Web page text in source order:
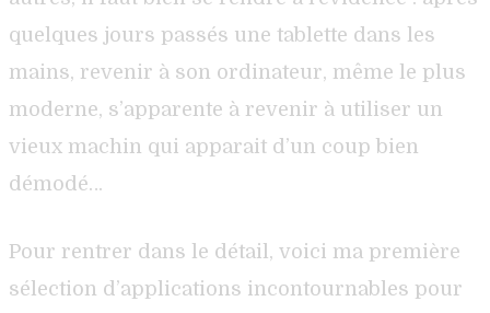
quelques jours passés une tablette dans les
mains, revenir à son ordinateur, même le plus
moderne, s’apparente à revenir à utiliser un
vieux machin qui apparait d’un coup bien
démodé…
Pour rentrer dans le détail, voici ma première
sélection d’applications incontournables pour